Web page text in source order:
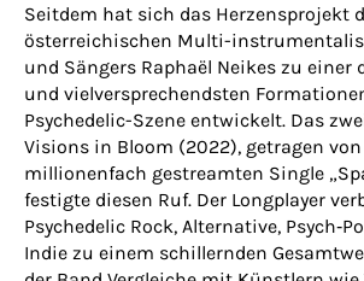
Seitdem hat sich das Herzensprojekt
österreichischen Multi-
und Sängers Raphaël Neikes zu einer
und vielversprechendsten
Psychedelic-Szene entwickelt. Das
Visions in Bloom (2022), getragen
millionenfach gestreamten Single
festigte diesen Ruf. Der Longplayer
Psychedelic Rock, Alternative,
Indie zu einem schillernden